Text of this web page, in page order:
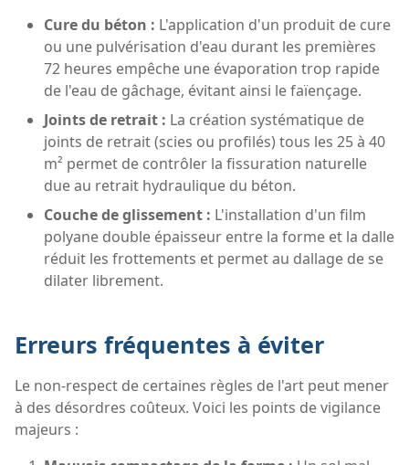
Cure du béton : L'application d'un produit de cure
ou une pulvérisation d'eau durant les premières
72 heures empêche une évaporation trop rapide
de l'eau de gâchage, évitant ainsi le faïençage.
Joints de retrait : La création systématique de
joints de retrait (scies ou profilés) tous les 25 à 40
m² permet de contrôler la fissuration naturelle
due au retrait hydraulique du béton.
Couche de glissement : L'installation d'un film
polyane double épaisseur entre la forme et la dalle
réduit les frottements et permet au dallage de se
dilater librement.
Erreurs fréquentes à éviter
Le non-respect de certaines règles de l'art peut mener
à des désordres coûteux. Voici les points de vigilance
majeurs :